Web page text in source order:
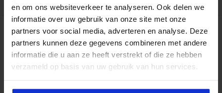
en om ons websiteverkeer te analyseren. Ook delen we
informatie over uw gebruik van onze site met onze
partners voor social media, adverteren en analyse. Deze
partners kunnen deze gegevens combineren met andere
informatie die u aan ze heeft verstrekt of die ze hebben
verzameld op basis van uw gebruik van hun services.
Populair Recent Reacties Tags
HR, HRM, personeelszaken, P&O… Is het één pot
juni 23, 2022 96,558
Wat verdient een secretaresse?